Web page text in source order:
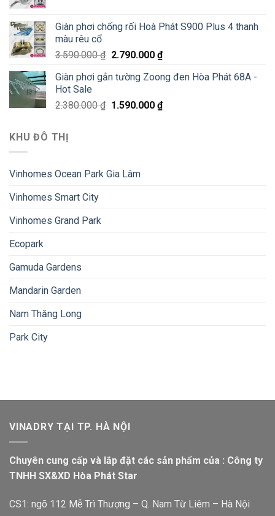
Giàn phơi chống rối Hoà Phát S900 Plus 4 thanh
màu rêu cổ
3.590.000₫ 2.790.000 ₫
Giàn phơi gắn tường Zoong đen Hòa Phát 68A -
Hot Sale
2.380.000₫ 1.590.000 ₫
KHU ĐÔ THỊ
Vinhomes Ocean Park Gia Lâm
Vinhomes Smart City
Vinhomes Grand Park
Ecopark
Gamuda Gardens
Mandarin Garden
Nam Thăng Long
Park City
VINADRY TẠI TP. HÀ NỘI
Chuyên cung cấp và lắp đặt các sản phẩm của : Công ty
TNHH SX&XD Hòa Phát Star
CS1: ngõ 112 Mễ Trì Thượng – Q. Nam Từ Liêm – Hà Nội